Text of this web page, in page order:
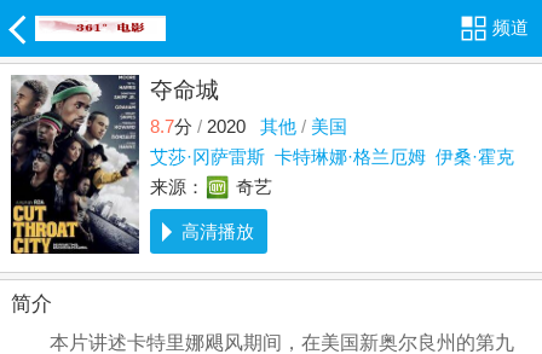
频道
夺命城
8.7分 /2020 其他 / 美国
艾莎·冈萨雷斯 卡特琳娜·格兰厄姆 伊桑·霍克
来源：
奇艺
高清播放
简介
本片讲述卡特里娜飓风期间，在美国新奥尔良州的第九